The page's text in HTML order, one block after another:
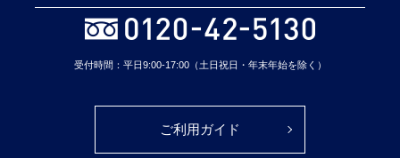
受付時間：平日9:00-17:00（土日祝日・年末年始を除く）
ご利用ガイド